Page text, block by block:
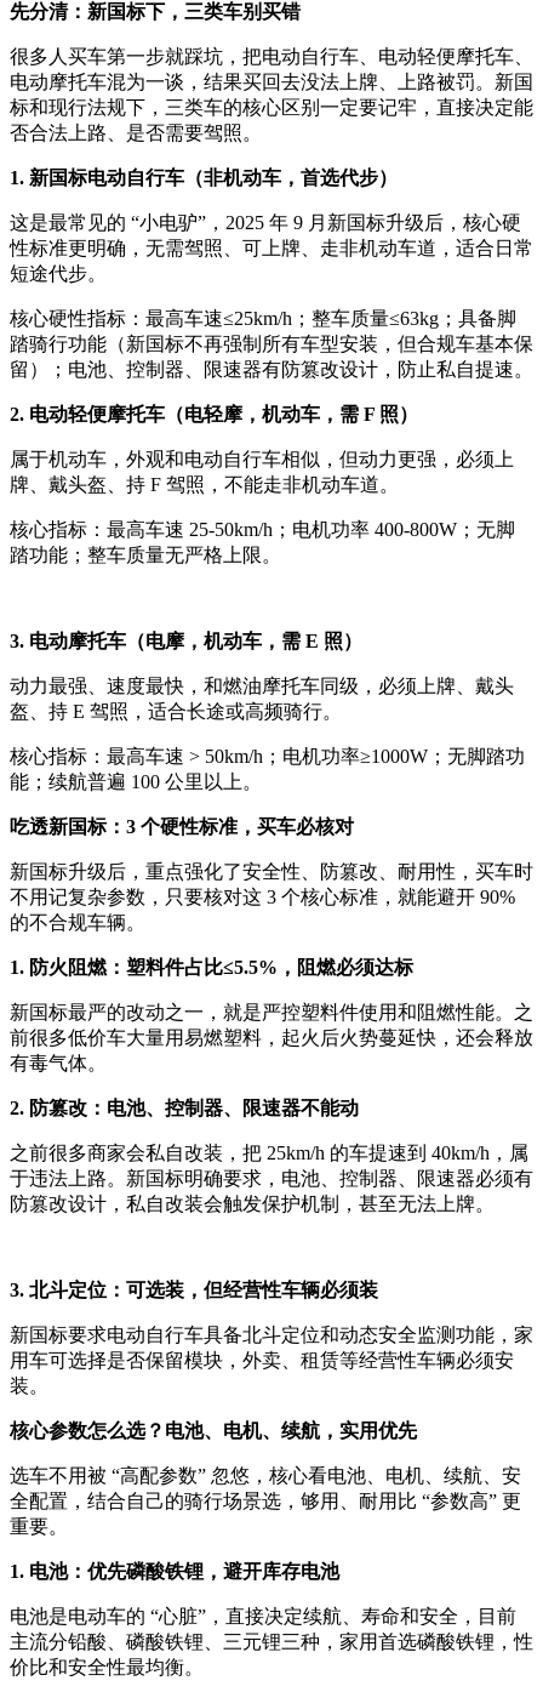
先分清：新国标下，三类车别买错
很多人买车第一步就踩坑，把电动自行车、电动轻便摩托车、
电动摩托车混为一谈，结果买回去没法上牌、上路被罚。新国
标和现行法规下，三类车的核心区别一定要记牢，直接决定能
否合法上路、是否需要驾照。
1. 新国标电动自行车（非机动车，首选代步）
这是最常见的 “小电驴”，2025 年 9 月新国标升级后，核心硬
性标准更明确，无需驾照、可上牌、走非机动车道，适合日常
短途代步。
核心硬性指标：最高车速≤25km/h；整车质量≤63kg；具备脚
踏骑行功能（新国标不再强制所有车型安装，但合规车基本保
留）；电池、控制器、限速器有防篡改设计，防止私自提速。
2. 电动轻便摩托车（电轻摩，机动车，需 F 照）
属于机动车，外观和电动自行车相似，但动力更强，必须上
牌、戴头盔、持 F 驾照，不能走非机动车道。
核心指标：最高车速 25-50km/h；电机功率 400-800W；无脚
踏功能；整车质量无严格上限。
3. 电动摩托车（电摩，机动车，需 E 照）
动力最强、速度最快，和燃油摩托车同级，必须上牌、戴头
盔、持 E 驾照，适合长途或高频骑行。
核心指标：最高车速 > 50km/h；电机功率≥1000W；无脚踏功
能；续航普遍 100 公里以上。
吃透新国标：3 个硬性标准，买车必核对
新国标升级后，重点强化了安全性、防篡改、耐用性，买车时
不用记复杂参数，只要核对这 3 个核心标准，就能避开 90%
的不合规车辆。
1. 防火阻燃：塑料件占比≤5.5%，阻燃必须达标
新国标最严的改动之一，就是严控塑料件使用和阻燃性能。之
前很多低价车大量用易燃塑料，起火后火势蔓延快，还会释放
有毒气体。
2. 防篡改：电池、控制器、限速器不能动
之前很多商家会私自改装，把 25km/h 的车提速到 40km/h，属
于违法上路。新国标明确要求，电池、控制器、限速器必须有
防篡改设计，私自改装会触发保护机制，甚至无法上牌。
3. 北斗定位：可选装，但经营性车辆必须装
新国标要求电动自行车具备北斗定位和动态安全监测功能，家
用车可选择是否保留模块，外卖、租赁等经营性车辆必须安
装。
核心参数怎么选？电池、电机、续航，实用优先
选车不用被 “高配参数” 忽悠，核心看电池、电机、续航、安
全配置，结合自己的骑行场景选，够用、耐用比 “参数高” 更
重要。
1. 电池：优先磷酸铁锂，避开库存电池
电池是电动车的 “心脏”，直接决定续航、寿命和安全，目前
主流分铅酸、磷酸铁锂、三元锂三种，家用首选磷酸铁锂，性
价比和安全性最均衡。